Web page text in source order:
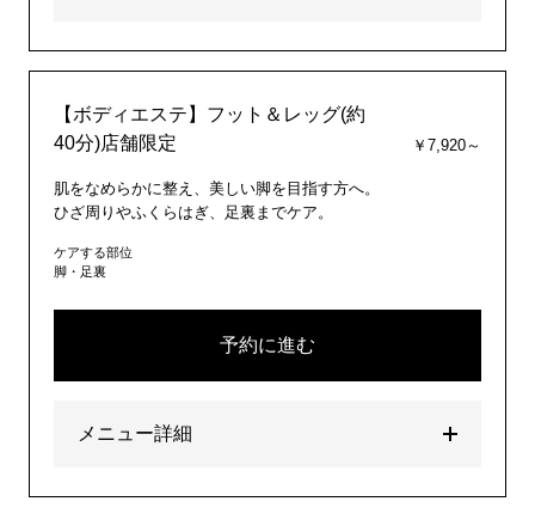
【ボディエステ】フット＆レッグ(約
40分)店舗限定
￥7,920～
肌をなめらかに整え、美しい脚を目指す方へ。
ひざ周りやふくらはぎ、足裏までケア。
ケアする部位
脚・足裏
予約に進む
メニュー詳細